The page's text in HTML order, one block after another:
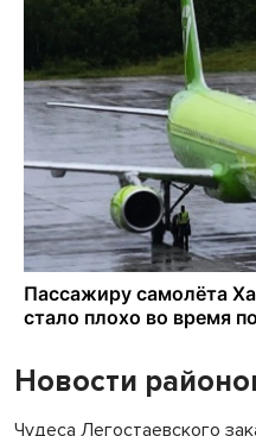
Новости
Чудеса Легостаевского